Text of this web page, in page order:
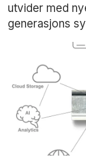
utvider med
generasjons